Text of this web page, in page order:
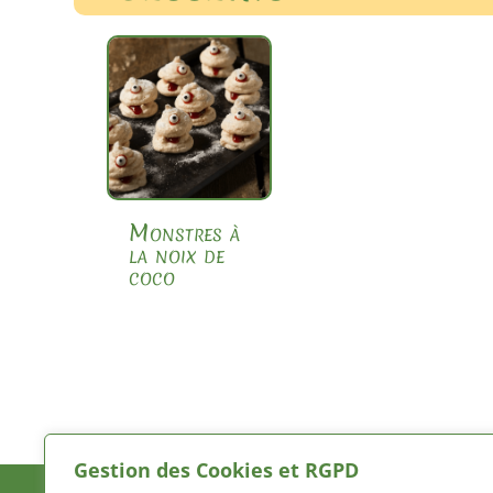
Gestion des Cookies et RGPD
Monstres à
la noix de
coco